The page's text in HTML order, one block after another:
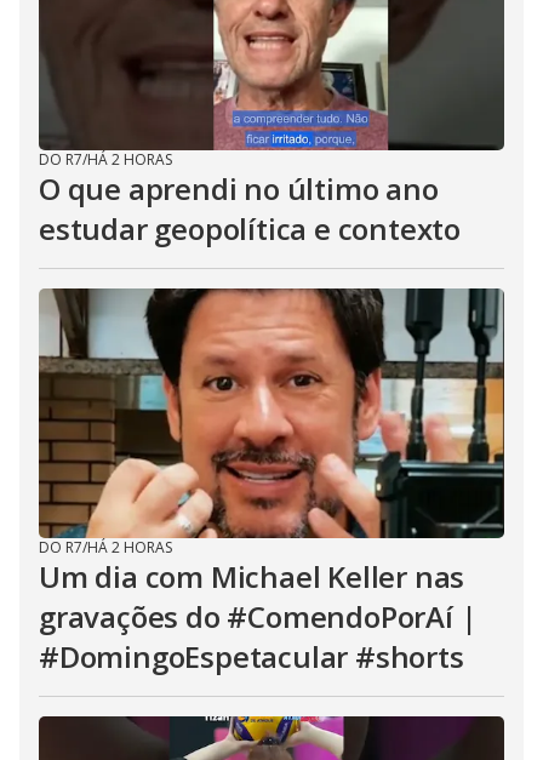
DO R7/HÁ 2 HORAS
O que aprendi no último ano
estudar geopolítica e contexto
DO R7/HÁ 2 HORAS
Um dia com Michael Keller nas
gravações do #ComendoPorAí |
#DomingoEspetacular #shorts